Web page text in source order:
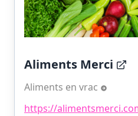
Aliments Merci
Aliments en vrac
https://